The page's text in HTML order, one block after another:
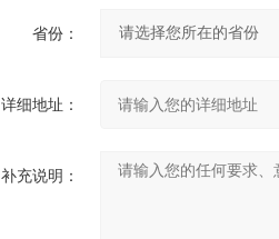
省份：
详细地址：
补充说明：